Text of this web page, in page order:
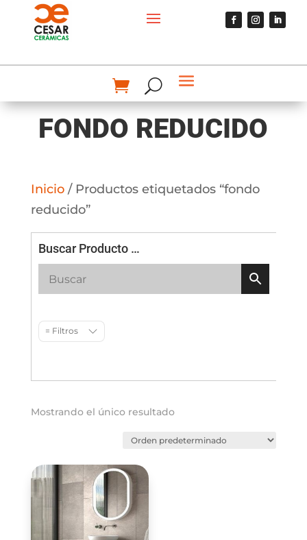
FONDO REDUCIDO
Inicio/ Productos etiquetados “fondo
reducido”
Buscar Producto …
= Filtros
Mostrando el único resultado